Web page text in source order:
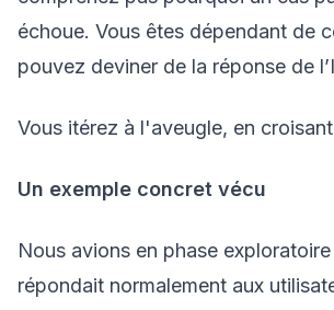
échoue. Vous êtes dépendant de
pouvez deviner de la réponse de
Vous itérez à l'aveugle, en
Un exemple concret vécu
Nous avions en phase
répondait normalement aux